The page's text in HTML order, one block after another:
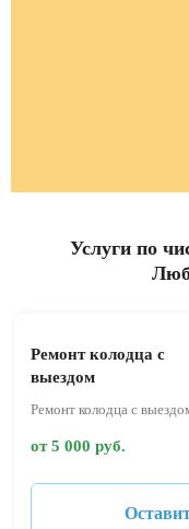
Услуги по
Ремонт колодца с
выездом
Ремонт колодца с
от 5 000 руб.